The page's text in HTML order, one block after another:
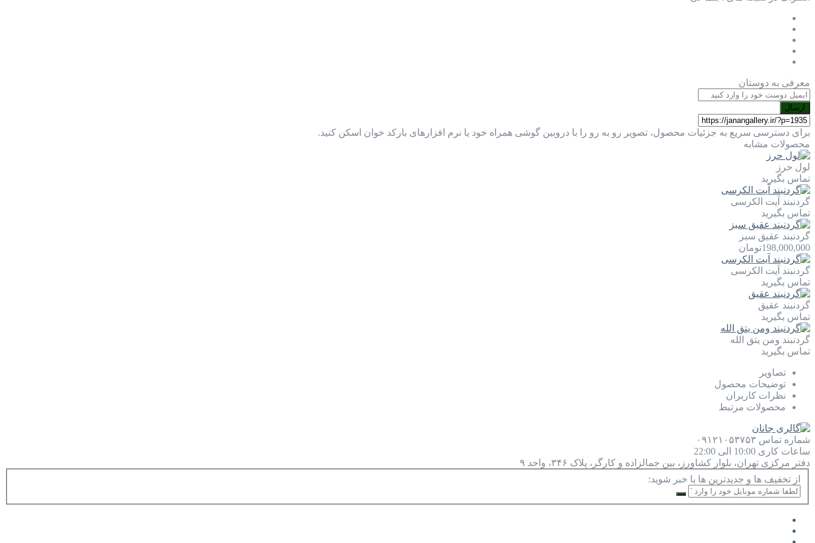
معرفی به دوستان
ارسال
برای دسترسی سریع به جزئیات محصول، تصویر رو به رو را با دروبین گوشی همراه خود یا نرم افزارهای بارکد خوان اسکن کنید.
محصولات مشابه
لول حرز
تماس بگیرید
گردنبند آیت الکرسی
تماس بگیرید
گردنبند عقیق سبز
198,000,000تومان
گردنبند آیت الکرسی
تماس بگیرید
گردنبند عقیق
تماس بگیرید
گردنبند ومن یتق الله
تماس بگیرید
تصاویر
توضیحات محصول
نظرات کاربران
محصولات مرتبط
شماره تماس ۰۹۱۲۱۰۵۳۷۵۳
ساعات کاری 10:00 الی 22:00
دفتر مرکزی تهران، بلوار کشاورز، بین جمالزاده و کارگر، پلاک ۳۴۶، واحد ۹
از تخفیف ها و جدیدترین ها با خبر شوید: